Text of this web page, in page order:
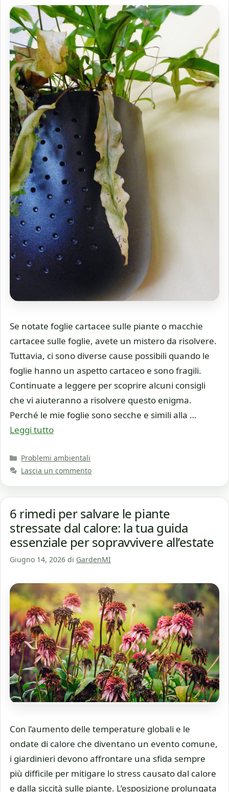
Se notate foglie cartacee sulle piante o macchie
cartacee sulle foglie, avete un mistero da risolvere.
Tuttavia, ci sono diverse cause possibili quando le
foglie hanno un aspetto cartaceo e sono fragili.
Continuate a leggere per scoprire alcuni consigli
che vi aiuteranno a risolvere questo enigma.
Perché le mie foglie sono secche e simili alla …
Leggi tutto
Categorie
Problemi ambientali
Lascia un commento
6 rimedi per salvare le piante
stressate dal calore: la tua guida
essenziale per sopravvivere all’estate
Giugno 14, 2026 di GardenMI
Con l’aumento delle temperature globali e le
ondate di calore che diventano un evento comune,
i giardinieri devono affrontare una sfida sempre
più difficile per mitigare lo stress causato dal calore
e dalla siccità sulle piante. L’esposizione prolungata